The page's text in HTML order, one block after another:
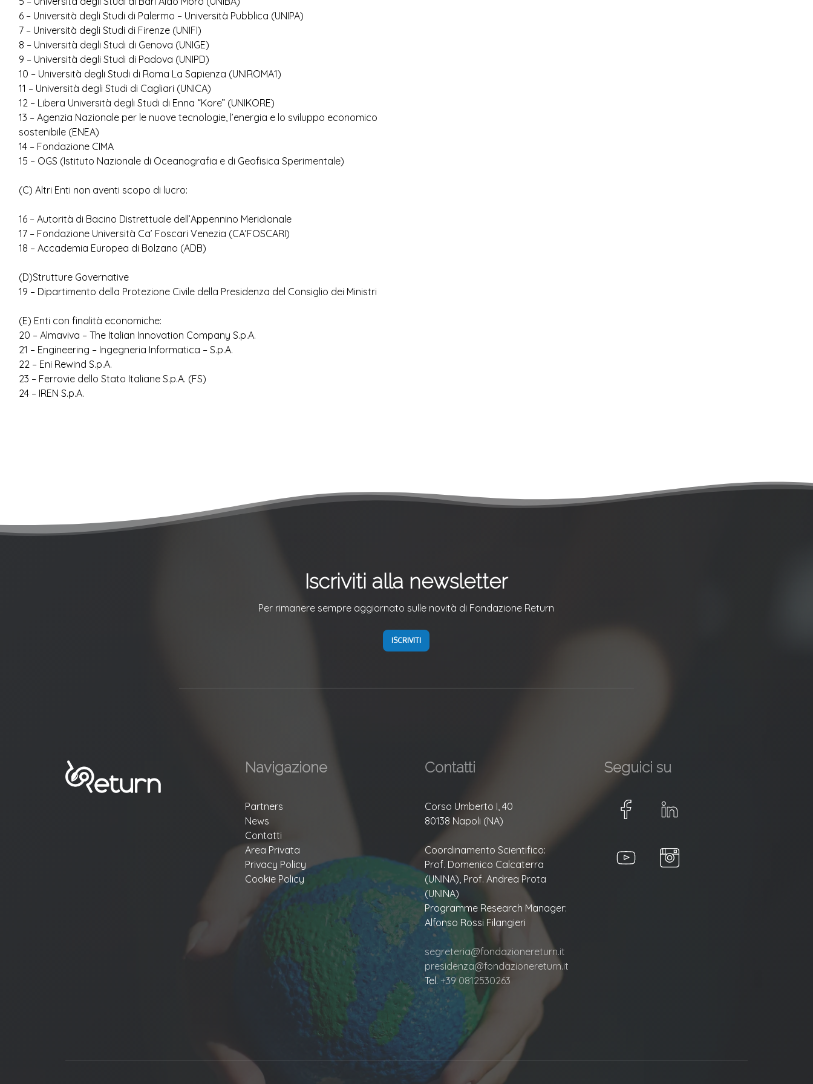
6 – Università degli Studi di Palermo – Università Pubblica (UNIPA)
7 – Università degli Studi di Firenze (UNIFI)
8 – Università degli Studi di Genova (UNIGE)
9 – Università degli Studi di Padova (UNIPD)
10 – Università degli Studi di Roma La Sapienza (UNIROMA1)
11 – Università degli Studi di Cagliari (UNICA)
12 – Libera Università degli Studi di Enna “Kore” (UNIKORE)
13 – Agenzia Nazionale per le nuove tecnologie, l’energia e lo sviluppo economico
sostenibile (ENEA)
14 – Fondazione CIMA
15 – OGS (Istituto Nazionale di Oceanografia e di Geofisica Sperimentale)
(C) Altri Enti non aventi scopo di lucro:
16 – Autorità di Bacino Distrettuale dell’Appennino Meridionale
17 – Fondazione Università Ca’ Foscari Venezia (CA’FOSCARI)
18 – Accademia Europea di Bolzano (ADB)
(D)Strutture Governative
19 – Dipartimento della Protezione Civile della Presidenza del Consiglio dei Ministri
(E) Enti con finalità economiche:
20 – Almaviva – The Italian Innovation Company S.p.A.
21 – Engineering – Ingegneria Informatica – S.p.A.
22 – Eni Rewind S.p.A.
23 – Ferrovie dello Stato Italiane S.p.A. (FS)
24 – IREN S.p.A.
Iscriviti alla newsletter
Per rimanere sempre aggiornato sulle novità di Fondazione Return
ISCRIVITI
Navigazione
Partners
News
Contatti
Area Privata
Privacy Policy
Cookie Policy
Contatti
Corso Umberto I, 40
80138 Napoli (NA)
Coordinamento Scientifico:
Prof. Domenico Calcaterra
(UNINA), Prof. Andrea Prota
(UNINA)
Programme Research Manager:
Alfonso Rossi Filangieri
segreteria@fondazionereturn.it
presidenza@fondazionereturn.it
Tel.+39 0812530263
Seguici su